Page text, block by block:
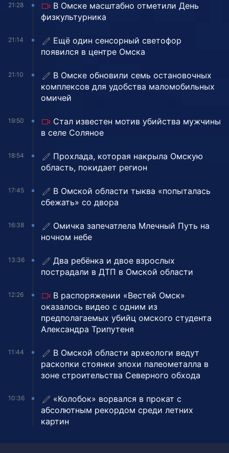
21:28
В Омске масштабно отметили День
физкультурника
21:14
Ещё один сенсорный светофор
появился в центре Омска
21:10
В Омске обновили семь остановочных
комплексов для удобства маломобильных
омичей
19:50
Стал известен мотив убийства мужчины
в селе Соляное
18:54
Прохлада, которая накрыла Омскую
область, покидает регион
17:45
В Омской области тыква «попыталась
сбежать» со двора
16:38
Омичка запечатлела Млечный Путь на
ночном небе
13:36
Два ребёнка и двое взрослых
пострадали в ДТП в Омской области
12:26
В распоряжении «Вестей Омск»
оказалось видео с одним из
предполагаемых убийц омского студента
Александра Трипутеня
11:44
В Омской области археологи ведут
раскопки стоянки эпохи палеометалла в
зоне строительства Северного обхода
10:36
«Колобок» ворвался в прокат с
абсолютным рекордом среди летних
картин